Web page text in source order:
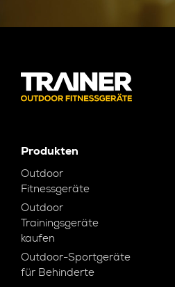
Produkten
Outdoor
Fitnessgeräte
Outdoor
Trainingsgeräte
kaufen
Outdoor-Sportgeräte
für Behinderte